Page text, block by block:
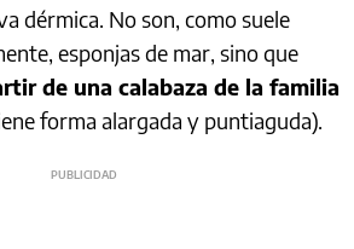
dérmica. No son, como suele
esponjas de mar, sino que
de una calabaza de la familia
forma alargada y puntiaguda).